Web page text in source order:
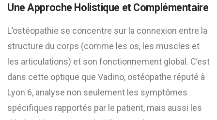
Une Approche Holistique et Complémentaire
L’ostéopathie se concentre sur la connexion entre la
structure du corps (comme les os, les muscles et
les articulations) et son fonctionnement global. C’est
dans cette optique que Vadino, ostéopathe réputé à
Lyon 6, analyse non seulement les symptômes
spécifiques rapportés par le patient, mais aussi les